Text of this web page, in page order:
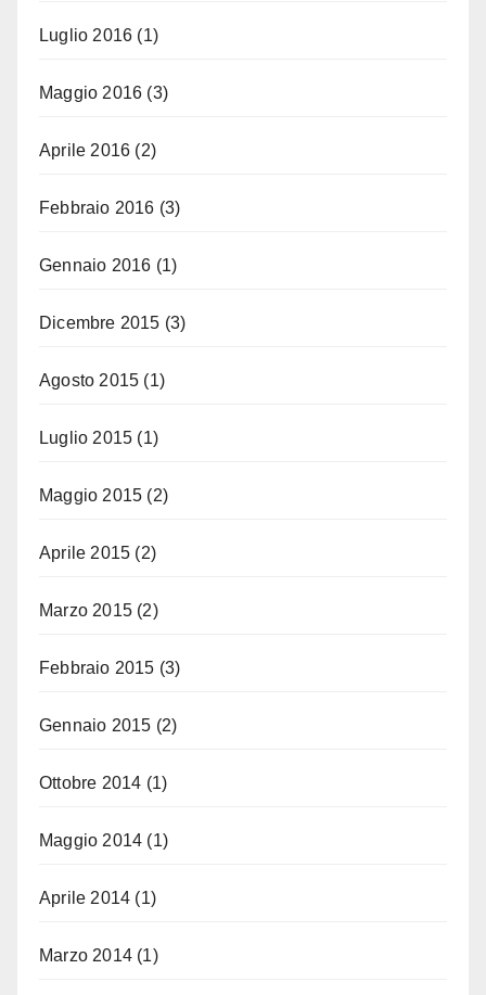
Luglio 2016 (1)
Maggio 2016 (3)
Aprile 2016 (2)
Febbraio 2016 (3)
Gennaio 2016 (1)
Dicembre 2015 (3)
Agosto 2015 (1)
Luglio 2015 (1)
Maggio 2015 (2)
Aprile 2015 (2)
Marzo 2015 (2)
Febbraio 2015 (3)
Gennaio 2015 (2)
Ottobre 2014 (1)
Maggio 2014 (1)
Aprile 2014 (1)
Marzo 2014 (1)